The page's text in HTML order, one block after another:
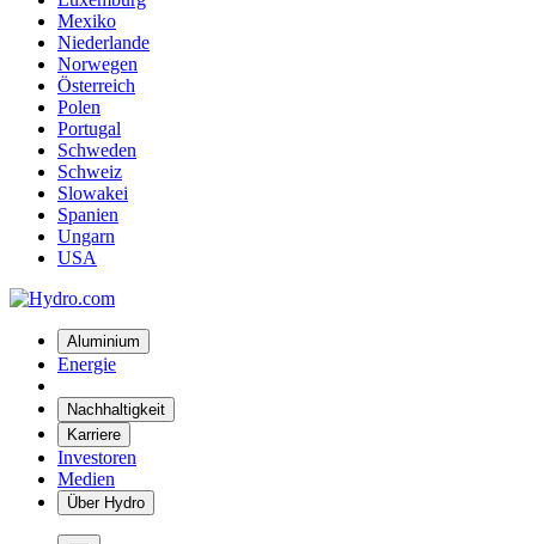
Mexiko
Niederlande
Norwegen
Österreich
Polen
Portugal
Schweden
Schweiz
Slowakei
Spanien
Ungarn
USA
Aluminium
Energie
Nachhaltigkeit
Karriere
Investoren
Medien
Über Hydro